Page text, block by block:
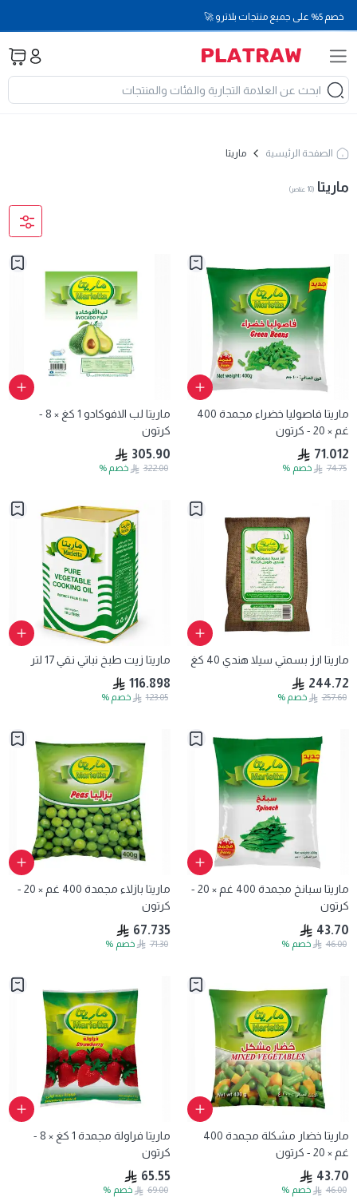
خصم 5% على جميع منتجات بلاترو 🚀
الصفحة الرئيسية ماريتا
ماريتا (
10 عناصر)
ماريتا فاصوليا خضراء مجمدة 400
غم × 20 - كرتون
71.012
74.75 خصم %
ماريتا لب الافوكادو 1 كغ × 8 -
كرتون
305.90
322.00 خصم %
ماريتا ارز بسمتي سيلا هندي 40 كغ
244.72
257.60 خصم %
ماريتا زيت طبخ نباتي نقي 17 لتر
116.898
123.05 خصم %
ماريتا سبانخ مجمدة 400 غم × 20 -
كرتون
43.70
46.00 خصم %
ماريتا بازلاء مجمدة 400 غم × 20 -
كرتون
67.735
71.30 خصم %
ماريتا خضار مشكلة مجمدة 400
غم × 20 - كرتون
43.70
46.00 خصم %
ماريتا فراولة مجمدة 1 كغ × 8 -
كرتون
65.55
69.00 خصم %